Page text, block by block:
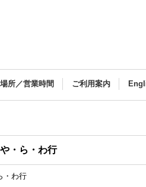
所／営業時間 ご利用案内
・ら・わ行
・わ行